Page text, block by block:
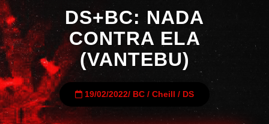
DS+BC: NADA
CONTRA ELA
(VANTEBU)
19/02/2022/ BC / Cheill / DS